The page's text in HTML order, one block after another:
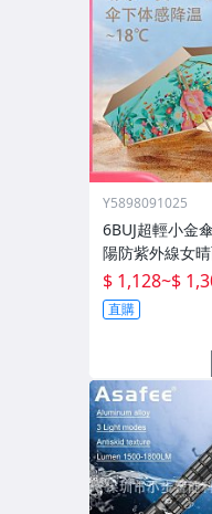
Y5898091025
6BUJ超輕小金
陽防紫外線女
巧便攜 五折傘
$ 1,128~$
直購